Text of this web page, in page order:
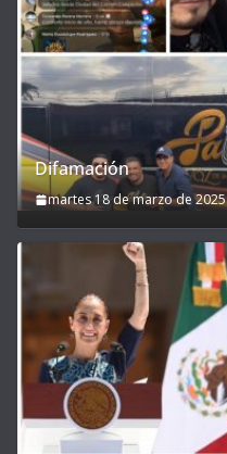
Difamación
martes 18 de marzo de 2025